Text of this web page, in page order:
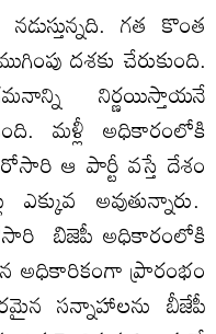
గత కొంత
దశకు చేరుకుంది.
నిర్ణయిస్తాయనే
మళ్లీ అధికారంలోకి
ఆ పార్టీ వస్తే దేశం
అవుతున్నారు.
బిజెపీ అధికారంలోకి
అధికారికంగా ప్రారంభం
సన్నాహాలను బీజేపీ